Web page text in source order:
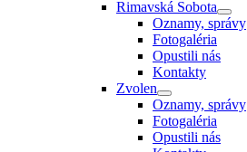
Rimavská Sobota
Oznamy, správy
Fotogaléria
Opustili nás
Kontakty
Zvolen
Oznamy, správy
Fotogaléria
Opustili nás